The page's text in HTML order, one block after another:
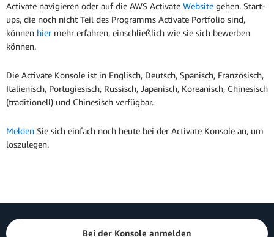
Activate navigieren oder auf die AWS Activate Website gehen. Start-
ups, die noch nicht Teil des Programms Activate Portfolio sind,
können hier mehr erfahren, einschließlich wie sie sich bewerben
können.
Die Activate Konsole ist in Englisch, Deutsch, Spanisch, Französisch,
Italienisch, Portugiesisch, Russisch, Japanisch, Koreanisch, Chinesisch
(traditionell) und Chinesisch verfügbar.
Melden Sie sich einfach noch heute bei der Activate Konsole an, um
loszulegen.
Bei der Konsole anmelden